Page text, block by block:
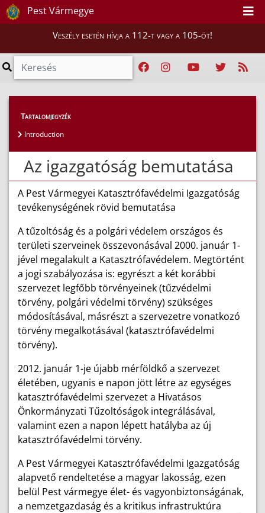
Pest Vármegye
Veszély esetén hívja a 112-t vagy a 105-öt!
Magunkról
Tartalomjegyzék
Introduction
Az igazgatóság bemutatása
A Pest Vármegyei Katasztrófavédelmi Igazgatóság
tevékenységének rövid bemutatása
A tűzoltóság és a polgári védelem országos és
területi szerveinek összevonásával 2000. január 1-
jével megalakult a Katasztrófavédelem. Megtörtént
a jogi szabályozása is: egyrészt a két korábbi
szervezet legfőbb törvényeinek (tűzvédelmi
törvény, polgári védelmi törvény) szükséges
módosításával, másrészt a szervezetre vonatkozó
törvény megalkotásával (katasztrófavédelmi
törvény).
2012. január 1-je újabb mérföldkő a szervezet
életében, ugyanis e napon jött létre az egységes
katasztrófavédelmi szervezet a Hivatásos
Önkormányzati Tűzoltóságok integrálásával,
valamint ezen a napon lépett hatályba az új
katasztrófavédelmi törvény.
A Pest Vármegyei Katasztrófavédelmi Igazgatóság
alapvető rendeltetése a magyar lakosság, ezen
belül Pest vármegye élet- és vagyonbiztonságának,
a nemzetgazdaság és a kritikus infrastruktúra